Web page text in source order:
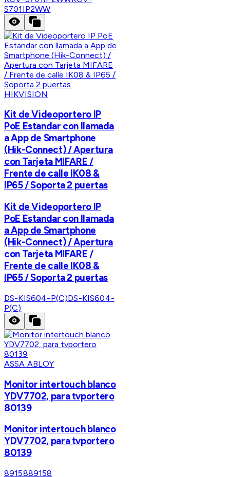
S701IP2WW
HIKVISION
Kit de Videoportero IP
PoE Estandar con llamada
a App de Smartphone
(Hik-Connect) / Apertura
con Tarjeta MIFARE /
Frente de calle IK08 &
IP65 / Soporta 2 puertas
Kit de Videoportero IP
PoE Estandar con llamada
a App de Smartphone
(Hik-Connect) / Apertura
con Tarjeta MIFARE /
Frente de calle IK08 &
IP65 / Soporta 2 puertas
DS-KIS604-P(C)DS-KIS604-
P(C)
ASSA ABLOY
Monitor intertouch blanco
YDV7702, para tvportero
80139
Monitor intertouch blanco
YDV7702, para tvportero
80139
8915889158